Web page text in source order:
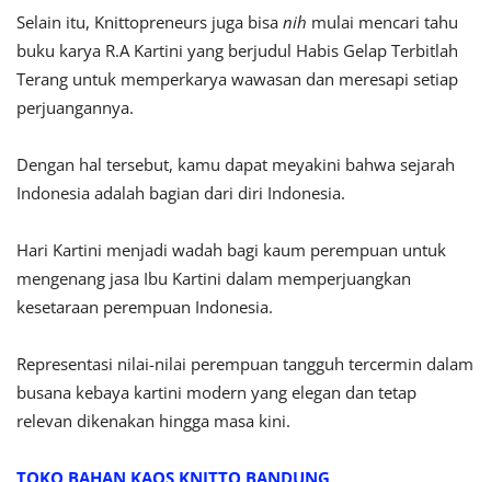
Selain itu, Knittopreneurs juga bisa nih mulai mencari tahu
buku karya R.A Kartini yang berjudul Habis Gelap Terbitlah
Terang untuk memperkarya wawasan dan meresapi setiap
perjuangannya.
Dengan hal tersebut, kamu dapat meyakini bahwa sejarah
Indonesia adalah bagian dari diri Indonesia.
Hari Kartini menjadi wadah bagi kaum perempuan untuk
mengenang jasa Ibu Kartini dalam memperjuangkan
kesetaraan perempuan Indonesia.
Representasi nilai-nilai perempuan tangguh tercermin dalam
busana kebaya kartini modern yang elegan dan tetap
relevan dikenakan hingga masa kini.
TOKO BAHAN KAOS KNITTO BANDUNG